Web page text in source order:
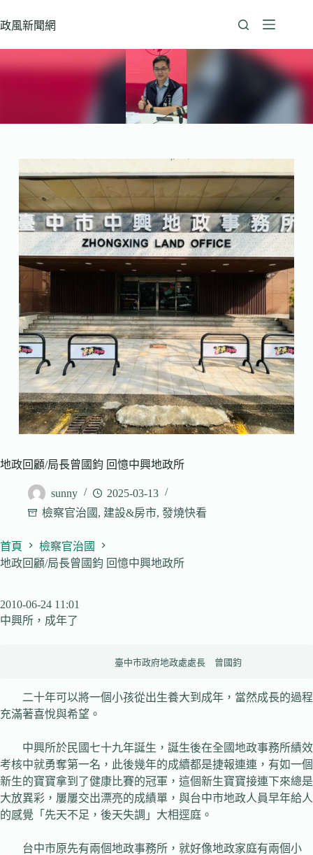
至
政風新聞網
地政回顧/局長曾國鈞 回憶中興地政所
sunny
2025-03-13
檢察官治國 , 建設&房市, 發燒快看
首頁
檢察官治國
地政回顧/局長曾國鈞 回憶中興地政所
2010-06-24 11:01
中興所，成年了
                  臺中市政府地政處處長　曾國鈞
二十年可以將一個小孩從出生養大到成年，當然成長的過程
充滿著喜悅與希望。
中興所於民國七十九年誕生，誕生後在全國地政事務所績效
考核中就勇奪第一名，此後幾年的成續都是捷報連連，有如一個
新生的寶寶拿到了健康比賽的冠軍，這個新生寶寶接連下來總是
大放異彩，屢屢交出漂亮的成績單，與台中市地政人員早年給人
的感覺「先天不足，後天失調」大相逕庭。
台中市原先有兩個地政事務所，就好像地政家庭有兩個小